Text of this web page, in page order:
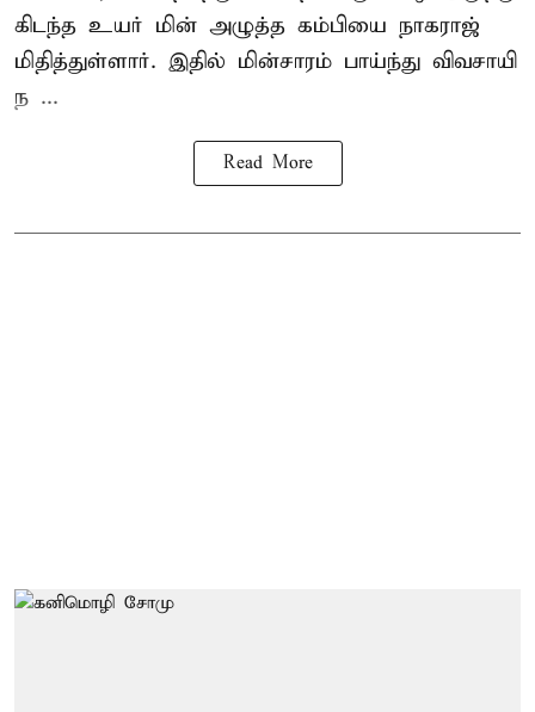
கிடந்த உயர் மின் அழுத்த கம்பியை நாகராஜ்
மிதித்துள்ளார். இதில் மின்சாரம் பாய்ந்து விவசாயி
ந ...
Read More